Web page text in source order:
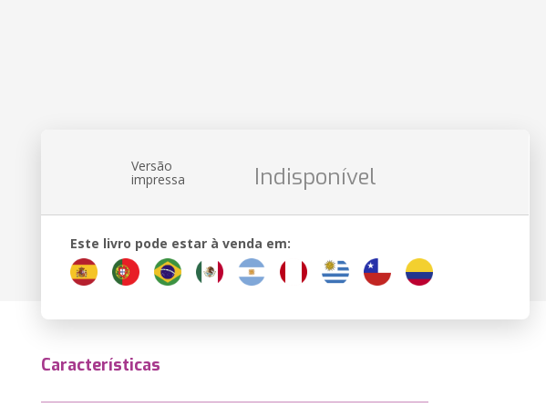
Versão
impressa Indisponível
Este livro pode estar à venda em:
Características